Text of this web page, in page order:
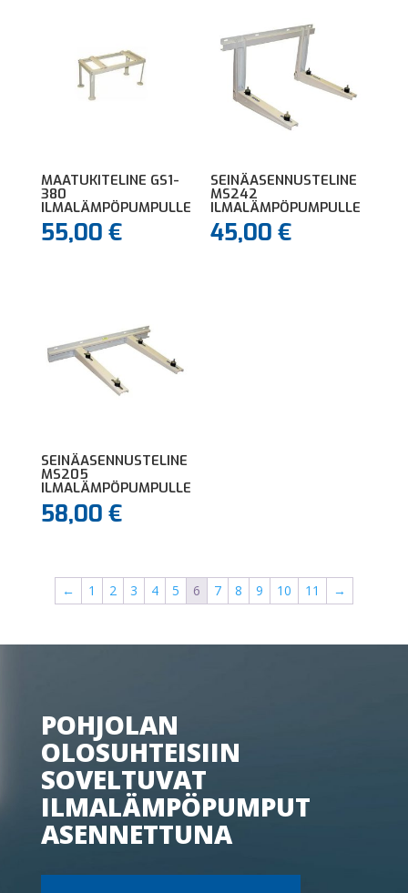
MAATUKITELINE GS1-
380
ILMALÄMPÖPUMPULLE
55,00 €
SEINÄASENNUSTELINE
MS242
ILMALÄMPÖPUMPULLE
45,00€
SEINÄASENNUSTELINE
MS205
ILMALÄMPÖPUMPULLE
58,00 €
← 1 2 3 4 5 6 7 8 9 10 11 →
POHJOLAN
OLOSUHTEISIIN
SOVELTUVAT
ILMALÄMPÖPUMPUT
ASENNETTUNA